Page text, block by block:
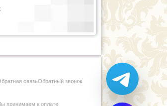
Следующий
связьОбратный звонок
принимаем к оплате: